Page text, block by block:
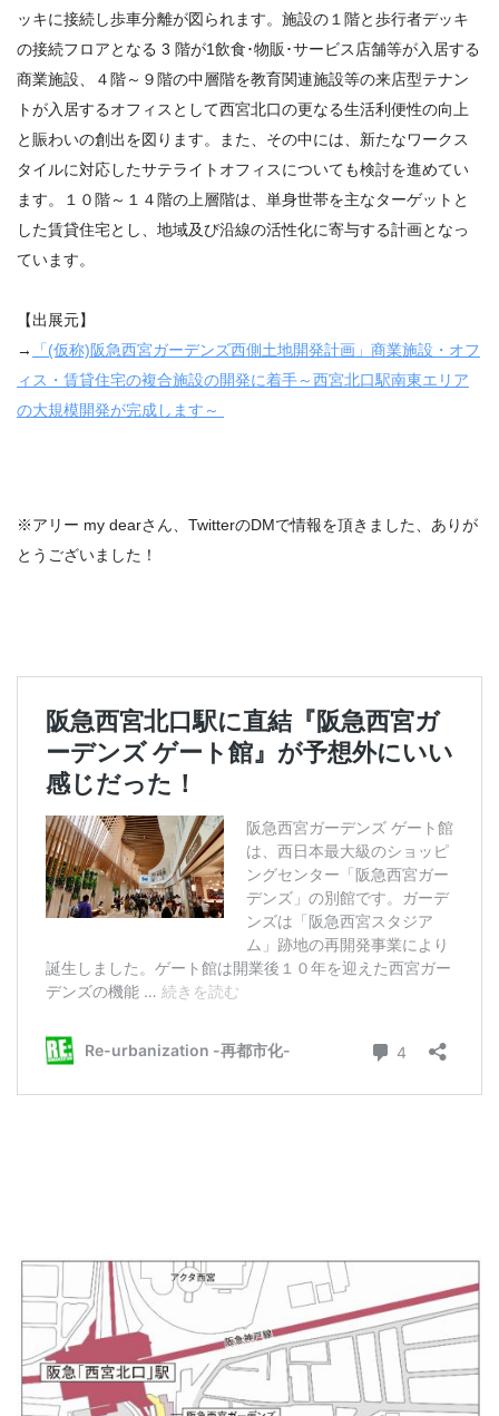
ッキに接続し歩車分離が図られます。施設の１階と歩行者デッキ
の接続フロアとなる 3 階が1飲食･物販･サービス店舗等が入居する
商業施設、４階～９階の中層階を教育関連施設等の来店型テナン
トが入居するオフィスとして西宮北口の更なる生活利便性の向上
と賑わいの創出を図ります。また、その中には、新たなワークス
タイルに対応したサテライトオフィスについても検討を進めてい
ます。１０階～１４階の上層階は、単身世帯を主なターゲットと
した賃貸住宅とし、地域及び沿線の活性化に寄与する計画となっ
ています。
【出展元】
→
「(仮称)阪急西宮ガーデンズ西側土地開発計画」商業施設・オフ
ィス・賃貸住宅の複合施設の開発に着手～西宮北口駅南東エリア
の大規模開発が完成します～
※アリー my dearさん、 TwitterのDMで情報を頂きました、ありが
とうございました！